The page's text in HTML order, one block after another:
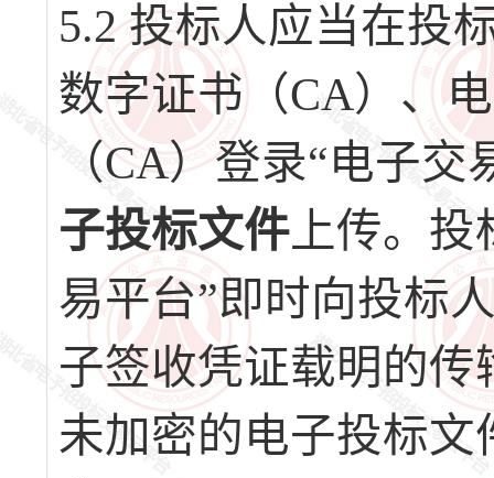
5.2 投标人应当在投
数字证书（CA）、
（CA）登录“电子
子投标文件 上传。
易平台”即时向投标
子签收凭证载明的
未加密的电子投标文